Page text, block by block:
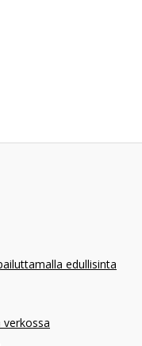
edullisinta